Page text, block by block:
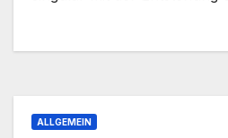
ALLGEMEIN